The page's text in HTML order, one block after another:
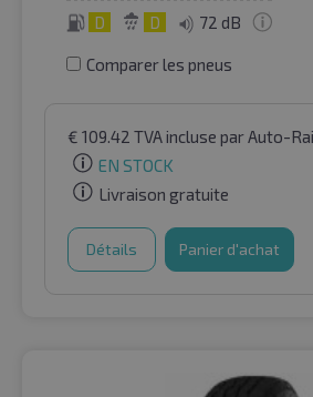
D D 72 dB
Comparer les pneus
€ 109.42 TVA incluse par Auto-
EN STOCK
Livraison gratuite
Détails Panier d'achat